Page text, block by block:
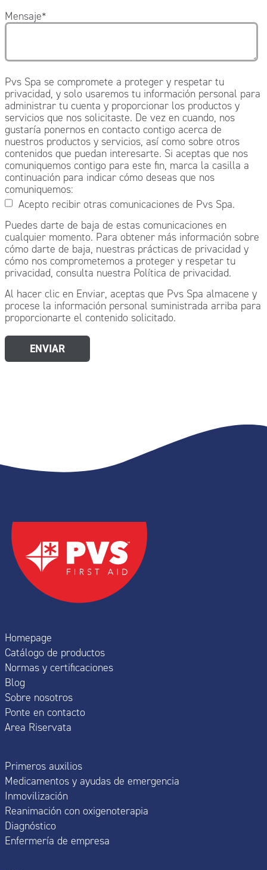
Mensaje*
Pvs Spa se compromete a proteger y respetar tu
privacidad, y solo usaremos tu información personal para
administrar tu cuenta y proporcionar los productos y
servicios que nos solicitaste. De vez en cuando, nos
gustaría ponernos en contacto contigo acerca de
nuestros productos y servicios, así como sobre otros
contenidos que puedan interesarte. Si aceptas que nos
comuniquemos contigo para este fin, marca la casilla a
continuación para indicar cómo deseas que nos
comuniquemos:
Acepto recibir otras comunicaciones de Pvs Spa.
Puedes darte de baja de estas comunicaciones en
cualquier momento. Para obtener más información sobre
cómo darte de baja, nuestras prácticas de privacidad y
cómo nos comprometemos a proteger y respetar tu
privacidad, consulta nuestra Política de privacidad.
Al hacer clic en Enviar, aceptas que Pvs Spa almacene y
procese la información personal suministrada arriba para
proporcionarte el contenido solicitado.
Homepage
Catálogo de productos
Normas y certificaciones
Blog
Sobre nosotros
Ponte en contacto
Area Riservata
Primeros auxilios
Medicamentos y ayudas de emergencia
Inmovilización
Reanimación con oxigenoterapia
Diagnóstico
Enfermería de empresa